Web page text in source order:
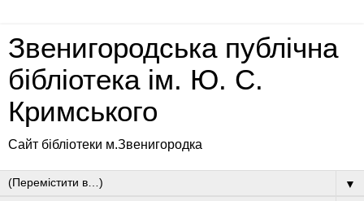
Звенигородська публічна
бібліотека ім. Ю. С.
Кримського
Сайт бібліотеки м.Звенигородка
▼